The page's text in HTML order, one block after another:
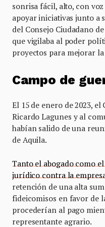
sonrisa fácil, alto, con
apoyar iniciativas junto a
del Consejo Ciudadano
que vigilaba al poder
proyectos para mejorar
Campo de
El 15 de enero de 2023, el
Ricardo Lagunes y al
habían salido de una
de Aquila.
Tanto el abogado como
jurídico contra la
retención de una alta
fideicomisos en favor de
procederían al pago
representante agrario.